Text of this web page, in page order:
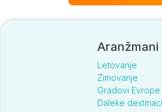
Aranžmani
Letovanje
Zimovanje
Gradovi Evrope
Daleke